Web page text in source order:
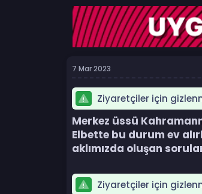
u
y
u
b
a
l
t
a
a
n
g
ı
ç
a
i
h
7 Mar 2023
Ziyaretçiler için
Merkez üssü
Elbette bu durum ev
aklımızda oluşan
Ziyaretçiler için